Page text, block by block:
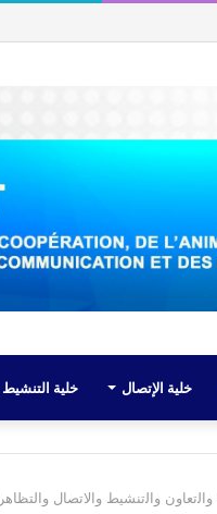
خلية الإتصال خلية التنشيط
واﻟتعاون واﻟتنشيط واﻻﺗﺼﺎل